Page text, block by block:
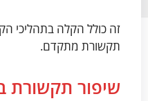
זה כולל הקלה בתהליכי
תקשורת מתקדם.
שיפור תקשורת